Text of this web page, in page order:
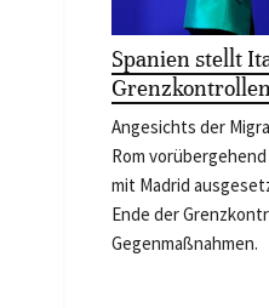
Spanien stellt
Angesichts der
Rom
mit Madrid
Ende der
Gegenmaßnahmen.